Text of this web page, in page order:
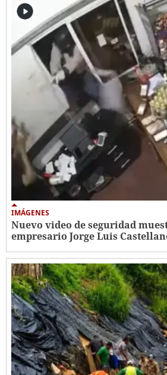
IMÁGENES
Nuevo video de seguridad
empresario Jorge Luis